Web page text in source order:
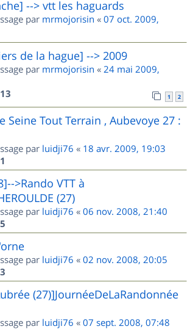
--> vtt les haguards
par mrmojorisin « 07 oct. 2009,
de la hague] --> 2009
par mrmojorisin « 24 mai 2009,
13 1 2
Seine Tout Terrain , Aubevoye 27 :
par luidji76 « 18 avr. 2009, 19:03
1
>Rando VTT à
(27)
par luidji76 « 06 nov. 2008, 21:40
5
par luidji76 « 02 nov. 2008, 20:05
3
(27)]JournéeDeLaRandonnée
par luidji76 « 07 sept. 2008, 07:48